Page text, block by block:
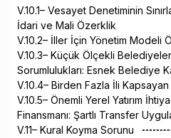
V.10.1– Vesayet Denetiminin
İdari ve Mali Özerklik
V.10.2– İller İçin Yönetim Modeli
V.10.3– Küçük Ölçekli
Sorumlulukları: Esnek Belediye
V.10.4– Birden Fazla İli
V.10.5– Önemli Yerel Yatırım
Finansmanı: Şartlı Transfer
V.11– Kural Koyma Sorunu